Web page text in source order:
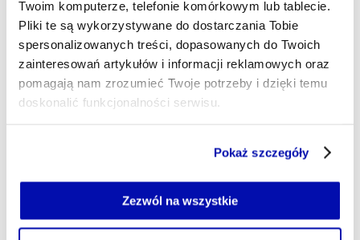
Twoim komputerze, telefonie komórkowym lub tablecie.
Pliki te są wykorzystywane do dostarczania Tobie
spersonalizowanych treści, dopasowanych do Twoich
zainteresowań artykułów i informacji reklamowych oraz
pomagają nam zrozumieć Twoje potrzeby i dzięki temu
doskonalić funkcjonalności serwisu.
Jeżeli nie wyrażasz zgody na zapisywanie plików cookie,
możesz łatwo zarządzać swoimi uprawnieniami, np. we
własnej przeglądarce internetowej lub po wybraniu opcji
Pokaż szczegóły
Zezwól na wszystkie
Postępy w rozmowach pomiędzy
USA a Iranem. Brak konkretów w
kwestii Ormuzu
Nadzwyczajny szczyt UE w sprawie
ochrony granic"
19:15